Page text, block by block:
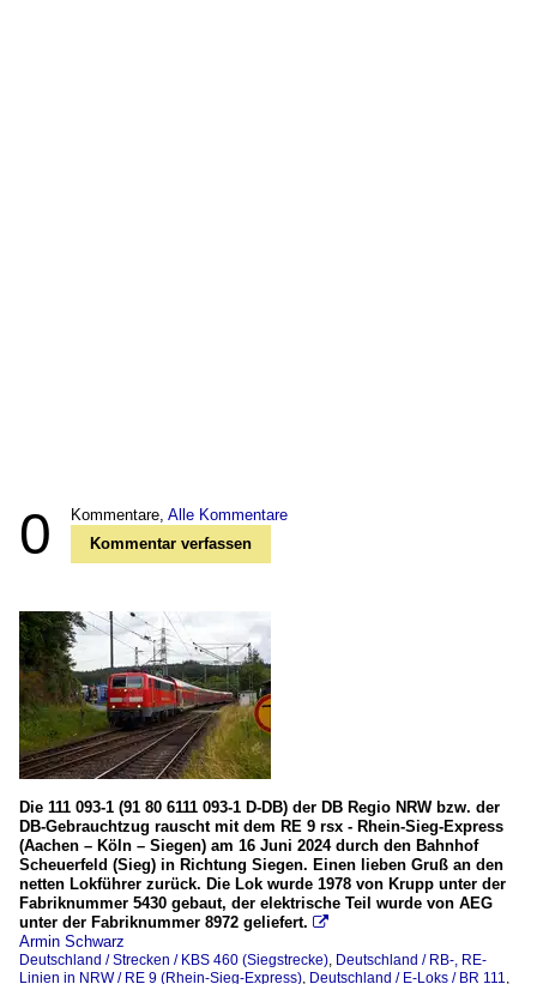
0 Kommentare, Alle Kommentare
Kommentar verfassen
Die 111 093-1 (91 80 6111 093-1 D-DB) der DB Regio NRW bzw. der
DB-Gebrauchtzug rauscht mit dem RE 9 rsx - Rhein-Sieg-Express
(Aachen – Köln – Siegen) am 16 Juni 2024 durch den Bahnhof
Scheuerfeld (Sieg) in Richtung Siegen. Einen lieben Gruß an den
netten Lokführer zurück. Die Lok wurde 1978 von Krupp unter der
Fabriknummer 5430 gebaut, der elektrische Teil wurde von AEG
unter der Fabriknummer 8972 geliefert. 
Armin Schwarz
Deutschland / Strecken / KBS 460 (Siegstrecke), Deutschland / RB-, RE-
Linien in NRW / RE 9 (Rhein-Sieg-Express), Deutschland / E-Loks / BR 111,